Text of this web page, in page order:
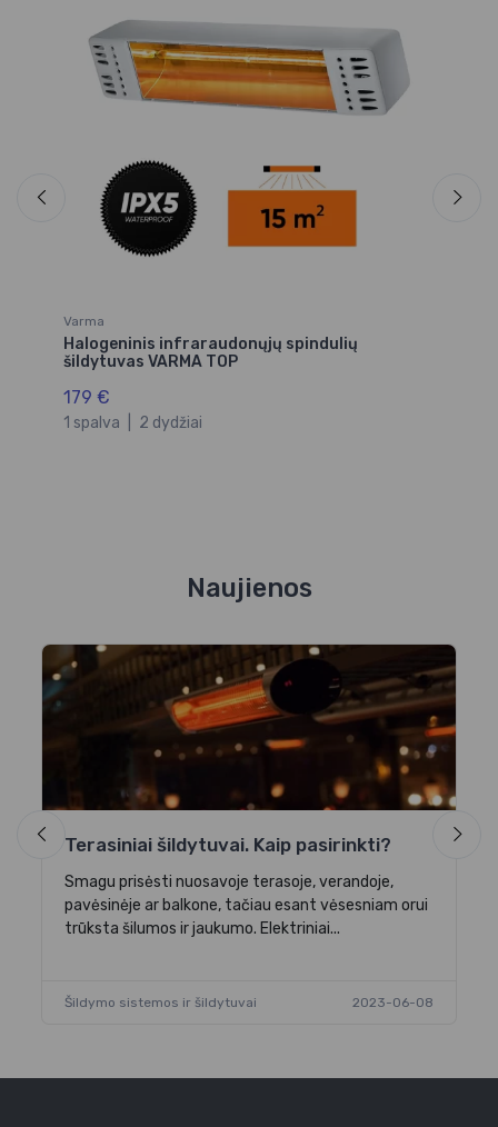
Varma
Halogeninis infraraudonųjų spindulių
šildytuvas VARMA TOP
179 €
1 spalva 2 dydžiai
Naujienos
Terasiniai šildytuvai. Kaip pasirinkti?
Smagu prisėsti nuosavoje terasoje, verandoje,
pavėsinėje ar balkone, tačiau esant vėsesniam orui
trūksta šilumos ir jaukumo. Elektriniai...
Šildymo sistemos ir šildytuvai 2023-06-08